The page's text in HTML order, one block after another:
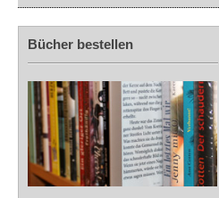
Bücher bestellen